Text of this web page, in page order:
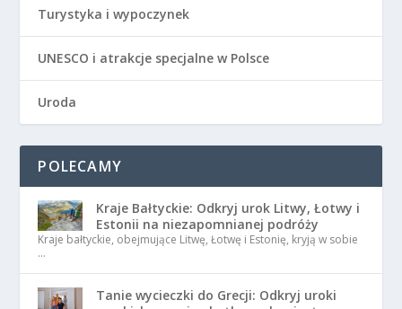
Turystyka i wypoczynek
UNESCO i atrakcje specjalne w Polsce
Uroda
POLECAMY
Kraje Bałtyckie: Odkryj urok Litwy, Łotwy i
Estonii na niezapomnianej podróży
Kraje bałtyckie, obejmujące Litwę, Łotwę i Estonię, kryją w sobie
…
Tanie wycieczki do Grecji: Odkryj uroki